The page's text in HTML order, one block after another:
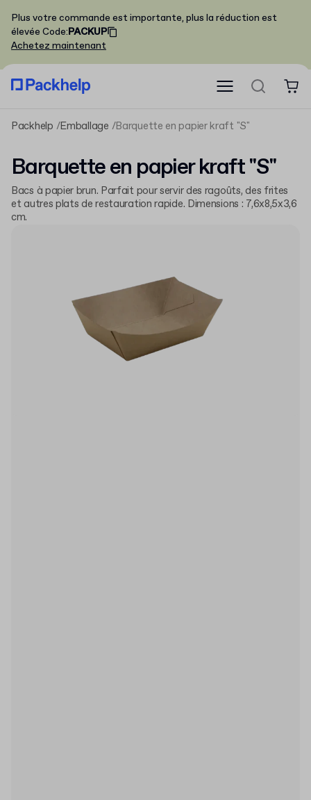
Plus votre commande est importante, plus la réduction est
élevée Code:PACKUP
Achetez maintenant
Packhelp Emballage Barquette en papier kraft "S"
Barquette en papier kraft "S"
Bacs à papier brun. Parfait pour servir des ragoûts, des frites
et autres plats de restauration rapide. Dimensions : 7,6x8,5x3,6
cm.